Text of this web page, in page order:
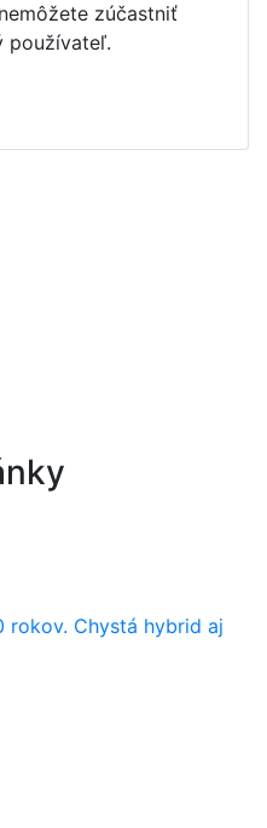
zúčastniť
používateľ.
rokov. Chystá hybrid aj